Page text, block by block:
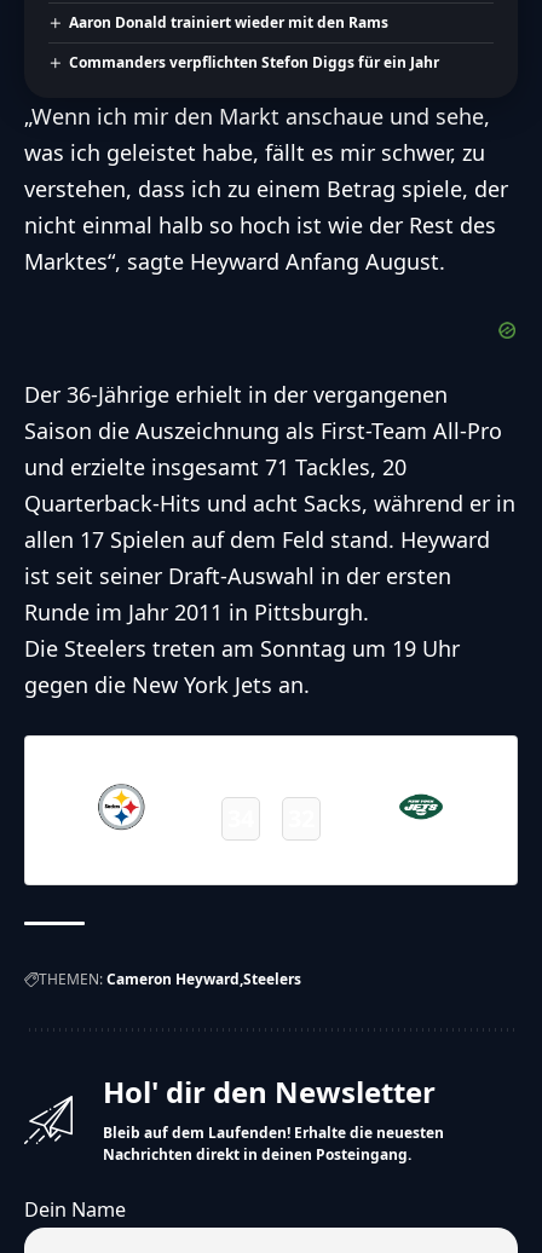
Aaron Donald trainiert wieder mit den Rams
Commanders verpflichten Stefon Diggs für ein Jahr
„Wenn ich mir den Markt anschaue und sehe,
was ich geleistet habe, fällt es mir schwer, zu
verstehen, dass ich zu einem Betrag spiele, der
nicht einmal halb so hoch ist wie der Rest des
Marktes“, sagte Heyward Anfang August.
Der 36-Jährige erhielt in der vergangenen
Saison die Auszeichnung als First-Team All-Pro
und erzielte insgesamt 71 Tackles, 20
Quarterback-Hits und acht Sacks, während er in
allen 17 Spielen auf dem Feld stand. Heyward
ist seit seiner Draft-Auswahl in der ersten
Runde im Jahr 2011 in Pittsburgh.
Die Steelers treten am Sonntag um 19 Uhr
gegen die New York Jets an.
THEMEN:Cameron Heyward Steelers
Hol' dir den Newsletter
Bleib auf dem Laufenden! Erhalte die neuesten
Nachrichten direkt in deinen Posteingang.
Dein Name